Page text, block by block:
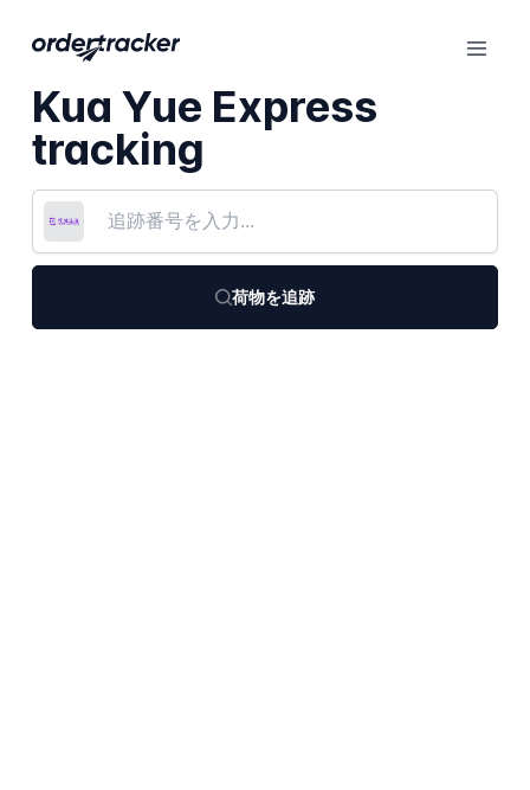
Kua Yue Express
tracking
荷物を追跡